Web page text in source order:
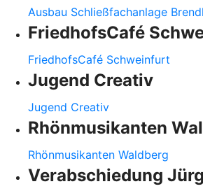
Ausbau Schließfachanlage
FriedhofsCafé
FriedhofsCafé Schweinfurt
Jugend Creativ
Jugend Creativ
Rhönmusikanten
Rhönmusikanten Waldberg
Verabschiedung